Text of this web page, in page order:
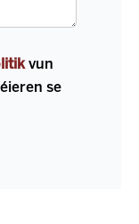
vun
se